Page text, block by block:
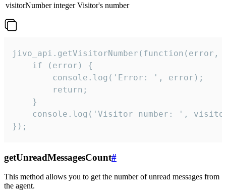
visitorNumber integer Visitor's number
jivo_api.getVisitorNumber(function(error,
    if (error) {
        console.log('Error: ', error);
        return;
    }
console.log('Visitor number: ',
});
getUnreadMessagesCount#
This method allows you to get the number of unread messages from
the agent.